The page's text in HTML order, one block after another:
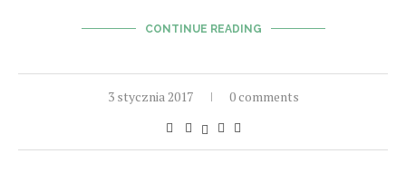
CONTINUE READING
3 stycznia 2017 0 comments